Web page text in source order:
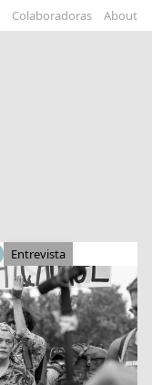
Colaboradoras About
Entrevista